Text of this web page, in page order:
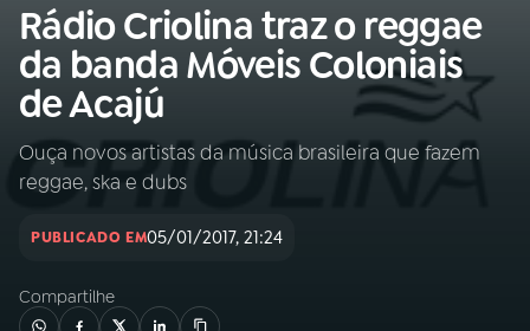
Buscar
na
Rádio
Nacional
Buscar
AO VIVO
INÍCIO
02A RÁDIO
Rádio Criolina traz o reggae
da banda Móveis Coloniais
de Acajú
Ouça novos artistas da música brasileira que fazem
reggae, ska e dubs
PUBLICADO EM05/01/2017, 21:24
Compartilhe